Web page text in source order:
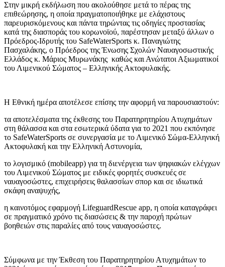
Στην μικρή εκδήλωση που ακολούθησε μετά το πέρας της
επιθεώρησης, η οποία πραγματοποιήθηκε με ελάχιστους
παρευρισκόμενους και πάντα τηρώντας τις οδηγίες προστασίας
κατά της διασποράς του κορωνοϊού, παρέστησαν μεταξύ άλλων ο
Πρόεδρος-Ιδρυτής του SafeWaterSports κ. Παναγιώτης
Πασχαλάκης, ο Πρόεδρος της Ένωσης Σχολών Ναυαγοσωστικής
Ελλάδος κ. Μάριος Μυρωνάκης καθώς και Ανώτατοι Αξιωματικοί
του Λιμενικού Σώματος – Ελληνικής Ακτοφυλακής.
Η Εθνική ημέρα αποτέλεσε επίσης την αφορμή να παρουσιαστούν:
τα αποτελέσματα της έκθεσης του Παρατηρητηρίου Ατυχημάτων
στη θάλασσα και στα εσωτερικά ύδατα για το 2021 που εκπόνησε
το SafeWaterSports σε συνεργασία με το Λιμενικό Σώμα-Ελληνική
Ακτοφυλακή και την Ελληνική Αστυνομία,
το λογισμικό (mobileapp) για τη διενέργεια των ψηφιακών ελέγχων
του Λιμενικού Σώματος με ειδικές φορητές συσκευές σε
ναυαγοσώστες, επιχειρήσεις θαλασσίων σπορ και σε ιδιωτικά
σκάφη αναψυχής,
η καινοτόμος εφαρμογή LifeguardRescue app, η οποία καταγράφει
σε πραγματικό χρόνο τις διασώσεις & την παροχή πρώτων
βοηθειών στις παραλίες από τους ναυαγοσώστες.
Σύμφωνα με την Έκθεση του Παρατηρητηρίου Ατυχημάτων το